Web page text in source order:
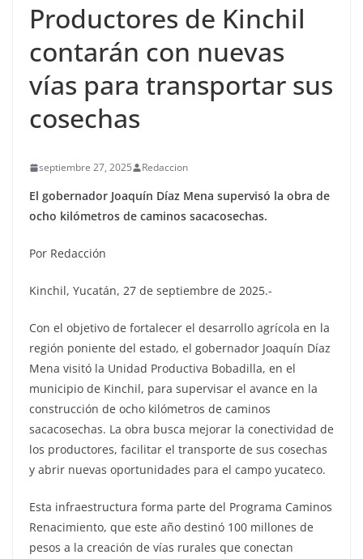
Productores de Kinchil
contarán con nuevas
vías para transportar sus
cosechas
septiembre 27, 2025 Redaccion
El gobernador Joaquín Díaz Mena supervisó la obra de
ocho kilómetros de caminos sacacosechas.
Por Redacción
Kinchil, Yucatán, 27 de septiembre de 2025.-
Con el objetivo de fortalecer el desarrollo agrícola en la
región poniente del estado, el gobernador Joaquín Díaz
Mena visitó la Unidad Productiva Bobadilla, en el
municipio de Kinchil, para supervisar el avance en la
construcción de ocho kilómetros de caminos
sacacosechas. La obra busca mejorar la conectividad de
los productores, facilitar el transporte de sus cosechas
y abrir nuevas oportunidades para el campo yucateco.
Esta infraestructura forma parte del Programa Caminos
Renacimiento, que este año destinó 100 millones de
pesos a la creación de vías rurales que conectan